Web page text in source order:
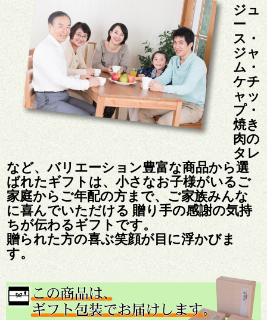
ジュ
ー
ス・
ジャ
ム・
ケチ
ャッ
プ・
焼き
肉の
タレ
など、バリエーション豊富な商品から選
ばれたギフトは、小さなお子様がいるご
家庭からご年配の方まで、ご家族みんな
に喜んでいただける 贈り手の感謝の気持
ちが伝わるギフトです。
贈られた方の喜ぶ笑顔が目に浮かびま
す。